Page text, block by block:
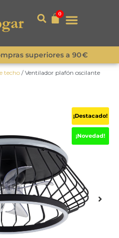
0
superiores a 90 €
techo/ Ventilador plafón oscilante
¡Destacado!
¡Novedad!